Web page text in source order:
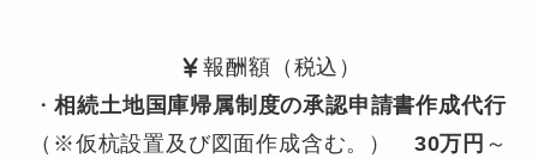
報酬額（税込）
・相続土地国庫帰属制度の承認申請書作成代行
（※仮杭設置及び図面作成含む。） 30万円 ～